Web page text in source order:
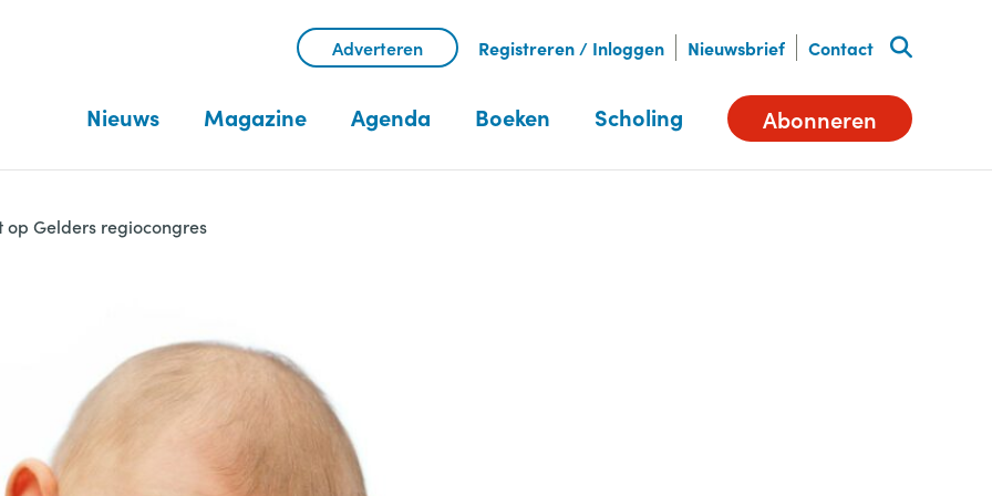
Adverteren Registreren / Inloggen Nieuwsbrief Contact
Nieuws Magazine Agenda Boeken Scholing Abonneren
op Gelders regiocongres